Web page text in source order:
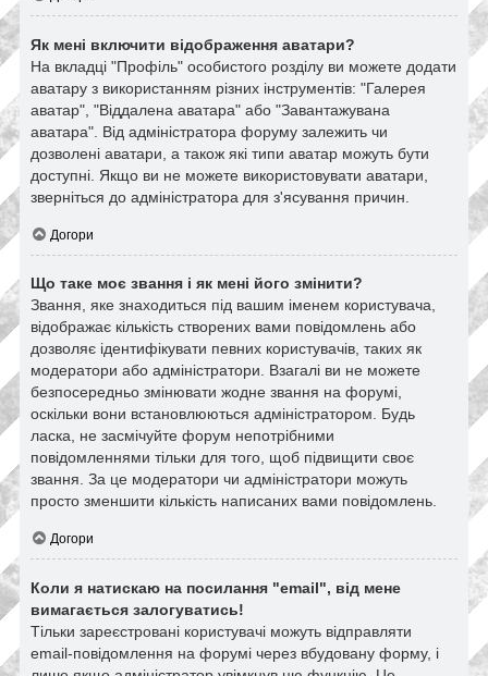
Як мені включити відображення аватари?
На вкладці "Профіль" особистого розділу ви можете додати
аватару з використанням різних інструментів: "Галерея
аватар", "Віддалена аватара" або "Завантажувана
аватара". Від адміністратора форуму залежить чи
дозволені аватари, а також які типи аватар можуть бути
доступні. Якщо ви не можете використовувати аватари,
зверніться до адміністратора для з'ясування причин.
Догори
Що таке моє звання і як мені його змінити?
Звання, яке знаходиться під вашим іменем користувача,
відображає кількість створених вами повідомлень або
дозволяє ідентифікувати певних користувачів, таких як
модератори або адміністратори. Взагалі ви не можете
безпосередньо змінювати жодне звання на форумі,
оскільки вони встановлюються адміністратором. Будь
ласка, не засмічуйте форум непотрібними
повідомленнями тільки для того, щоб підвищити своє
звання. За це модератори чи адміністратори можуть
просто зменшити кількість написаних вами повідомлень.
Догори
Коли я натискаю на посилання "email", від мене
вимагається залогуватись!
Тільки зареєстровані користувачі можуть відправляти
email-повідомлення на форумі через вбудовану форму, і